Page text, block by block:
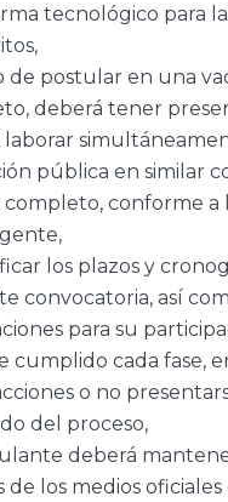
tecnológico para
de postular en una
deberá tener
laborar
pública en similar
conforme a
los plazos y
convocatoria, así
para su
cumplido cada fase,
o no
del proceso,
deberá
de los medios oficiales